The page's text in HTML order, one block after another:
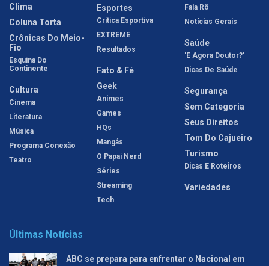
Clima
Coluna Torta
Crônicas Do Meio-
Fio
Esquina Do
Continente
Cultura
Cinema
Literatura
Música
Programa Conexão
Teatro
Esportes
Crítica Esportiva
EXTREME
Resultados
Fato & Fé
Geek
Animes
Games
HQs
Mangás
O Papai Nerd
Séries
Streaming
Tech
Fala Rô
Notícias Gerais
Saúde
'E Agora Doutor?'
Dicas De Saúde
Segurança
Sem Categoria
Seus Direitos
Tom Do Cajueiro
Turismo
Dicas E Roteiros
Variedades
Últimas Notícias
ABC se prepara para enfrentar o Nacional em